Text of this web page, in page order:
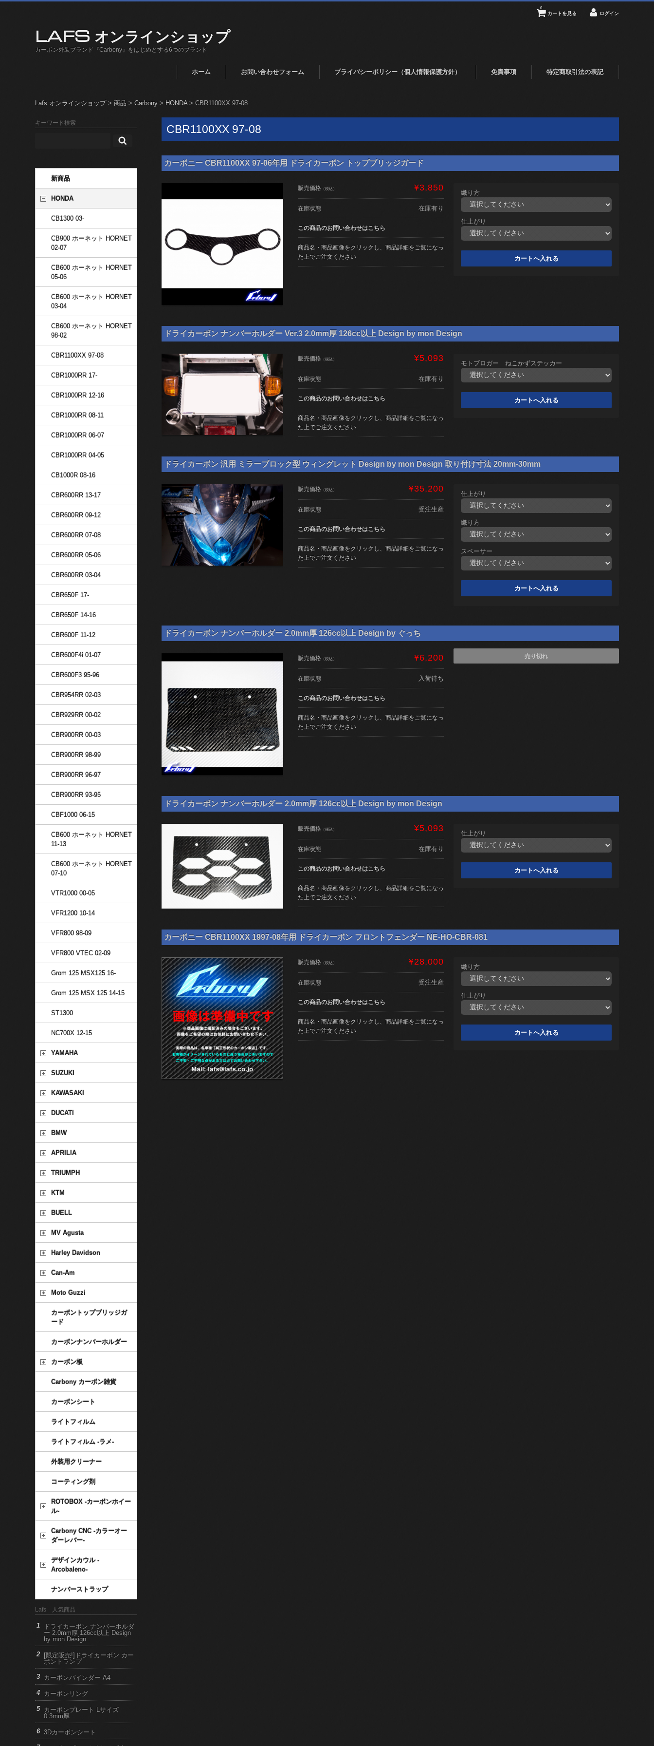
LAFS オンラインショップ
カーボン外装ブランド『Carbony』をはじめとする6つのブランド
カートを見る
0
ログイン
ホーム お問い合わせフォーム プライバシーポリシー（個人情報保護方針） 免責事項 特定商取引法の表記
Lafs オンラインショップ> 商品 > Carbony > HONDA> CBR1100XX 97-08
CBR1100XX 97-08
カーボニー CBR1100XX 97-06年用 ドライカーボン トップブリッジガード
販売価格 （税込） ¥3,850
在庫状態 在庫有り
この商品のお問い合わせはこちら
商品名・商品画像をクリックし、商品詳細をご覧になっ
た上でご注文ください
織り方
仕上がり
ドライカーボン ナンバーホルダー Ver.3 2.0mm厚 126cc以上 Design by mon Design
販売価格 （税込） ¥5,093
在庫状態 在庫有り
この商品のお問い合わせはこちら
商品名・商品画像をクリックし、商品詳細をご覧になっ
た上でご注文ください
モトブロガー ねこかずステッカー
ドライカーボン 汎用 ミラーブロック型 ウィングレット Design by mon Design 取り付け寸法 20mm-30mm
販売価格 （税込） ¥35,200
在庫状態 受注生産
この商品のお問い合わせはこちら
商品名・商品画像をクリックし、商品詳細をご覧になっ
た上でご注文ください
仕上がり
織り方
スペーサー
ドライカーボン ナンバーホルダー 2.0mm厚 126cc以上 Design by ぐっち
販売価格 （税込） ¥6,200
在庫状態 入荷待ち
この商品のお問い合わせはこちら
商品名・商品画像をクリックし、商品詳細をご覧になっ
た上でご注文ください
売り切れ
ドライカーボン ナンバーホルダー 2.0mm厚 126cc以上 Design by mon Design
販売価格 （税込） ¥5,093
在庫状態 在庫有り
この商品のお問い合わせはこちら
商品名・商品画像をクリックし、商品詳細をご覧になっ
た上でご注文ください
仕上がり
カーボニー CBR1100XX 1997-08年用 ドライカーボン フロントフェンダー NE-HO-CBR-081
販売価格 （税込） ¥28,000
在庫状態 受注生産
この商品のお問い合わせはこちら
商品名・商品画像をクリックし、商品詳細をご覧になっ
た上でご注文ください
織り方
仕上がり
キーワード検索
新商品
HONDA
CB1300 03-
CB900 ホーネット HORNET
02-07
CB600 ホーネット HORNET
05-06
CB600 ホーネット HORNET
03-04
CB600 ホーネット HORNET
98-02
CBR1100XX 97-08
CBR1000RR 17-
CBR1000RR 12-16
CBR1000RR 08-11
CBR1000RR 06-07
CBR1000RR 04-05
CB1000R 08-16
CBR600RR 13-17
CBR600RR 09-12
CBR600RR 07-08
CBR600RR 05-06
CBR600RR 03-04
CBR650F 17-
CBR650F 14-16
CBR600F 11-12
CBR600F4i 01-07
CBR600F3 95-96
CBR954RR 02-03
CBR929RR 00-02
CBR900RR 00-03
CBR900RR 98-99
CBR900RR 96-97
CBR900RR 93-95
CBF1000 06-15
CB600 ホーネット HORNET
11-13
CB600 ホーネット HORNET
07-10
VTR1000 00-05
VFR1200 10-14
VFR800 98-09
VFR800 VTEC 02-09
Grom 125 MSX125 16-
Grom 125 MSX 125 14-15
ST1300
NC700X 12-15
YAMAHA
SUZUKI
KAWASAKI
DUCATI
BMW
APRILIA
TRIUMPH
KTM
BUELL
MV Agusta
Harley Davidson
Can-Am
Moto Guzzi
カーボントップブリッジガ
ード
カーボンナンバーホルダー
カーボン板
Carbony カーボン雑貨
カーボンシート
ライトフィルム
ライトフィルム -ラメ-
外装用クリーナー
コーティング剤
ROTOBOX -カーボンホイー
ル-
Carbony CNC -カラーオー
ダーレバー-
デザインカウル -
Arcobaleno-
ナンバーストラップ
Lafs 人気商品
ドライカーボン ナンバーホルダ
ー 2.0mm厚 126cc以上 Design
by mon Design
[限定販売!]ドライカーボン カー
ボントランプ
カーボンバインダー A4
カーボンリング
カーボンプレート Lサイズ
0.3mm厚
3Dカーボンシート